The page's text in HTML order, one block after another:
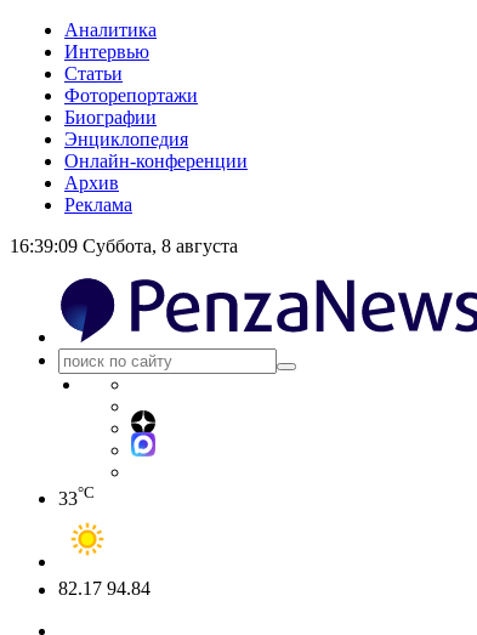
Аналитика
Интервью
Статьи
Фоторепортажи
Биографии
Энциклопедия
Онлайн-конференции
Архив
Реклама
16:39:09 Суббота, 8 августа
33°C
82.17 94.84